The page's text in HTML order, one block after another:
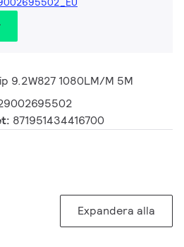
9.2W827 1080LM/M 5M
871951434416700
Expandera alla